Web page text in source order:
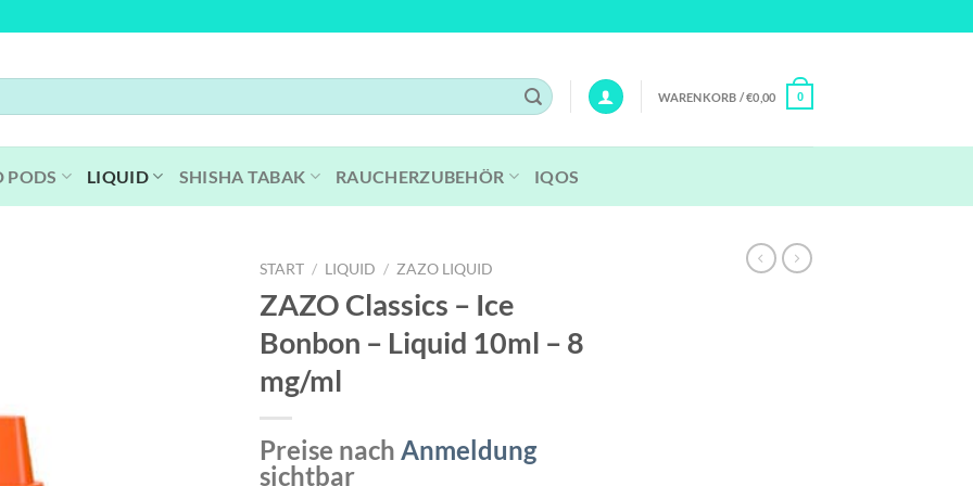
WARENKORB /€0,00 0
PODS LIQUID SHISHA TABAK RAUCHERZUBEHÖR IQOS
START / LIQUID / ZAZO LIQUID
ZAZO Classics – Ice
Bonbon – Liquid 10ml – 8
mg/ml
Preise nach Anmeldung
sichtbar